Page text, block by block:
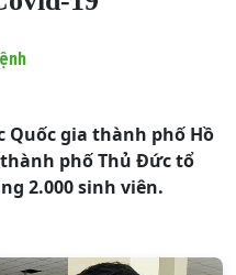
Quốc gia thành phố Hồ
phố Thủ Đức tổ
2.000 sinh viên.